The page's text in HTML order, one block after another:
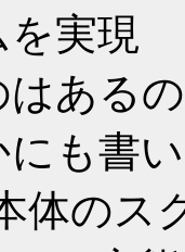
実現
はある
も書
体のス